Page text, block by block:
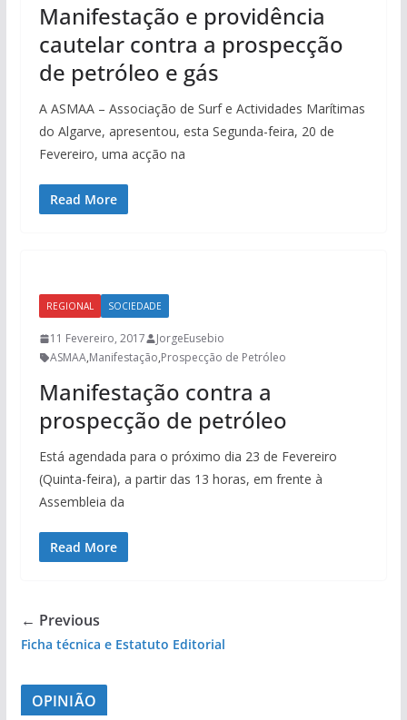
Manifestação e providência
cautelar contra a prospecção
de petróleo e gás
A ASMAA – Associação de Surf e Actividades Marítimas
do Algarve, apresentou, esta Segunda-feira, 20 de
Fevereiro, uma acção na
Read More
REGIONAL SOCIEDADE
11 Fevereiro, 2017
JorgeEusebio
ASMAA,Manifestação,Prospecção de Petróleo
Manifestação contra a
prospecção de petróleo
Está agendada para o próximo dia 23 de Fevereiro
(Quinta-feira), a partir das 13 horas, em frente à
Assembleia da
Read More
← Previous
Ficha técnica e Estatuto Editorial
OPINIÃO